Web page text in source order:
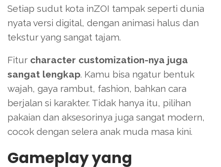
Setiap sudut kota inZOI tampak seperti dunia
nyata versi digital, dengan animasi halus dan
tekstur yang sangat tajam.
Fitur character customization-nya juga
sangat lengkap. Kamu bisa ngatur bentuk
wajah, gaya rambut, fashion, bahkan cara
berjalan si karakter. Tidak hanya itu, pilihan
pakaian dan aksesorinya juga sangat modern,
cocok dengan selera anak muda masa kini.
Gameplay yang